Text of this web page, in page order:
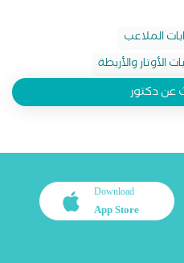
الملاعب
والأربطة
عن دكتور
Download
App Store